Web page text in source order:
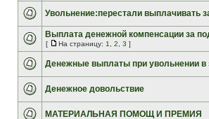
Увольнение:перестали выплачивать
Выплата денежной компенсации за
[ На страницу: 1 2 3 ]
Денежные выплаты при увольнении в
Денежное довольствие
МАТЕРИАЛЬНАЯ ПОМОЩ И ПРЕМИЯ